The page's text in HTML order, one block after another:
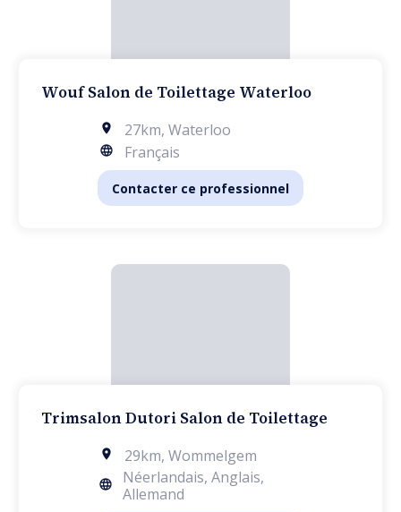
Wouf Salon de Toilettage Waterloo
27km, Waterloo
Français
Contacter ce professionnel
Trimsalon Dutori Salon de Toilettage
29km, Wommelgem
Néerlandais, Anglais,
Allemand